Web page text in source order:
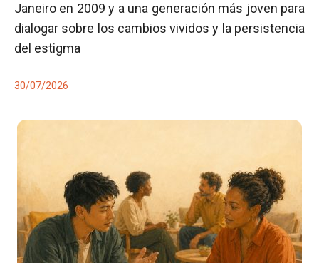
Janeiro en 2009 y a una generación más joven para
dialogar sobre los cambios vividos y la persistencia
del estigma
30/07/2026